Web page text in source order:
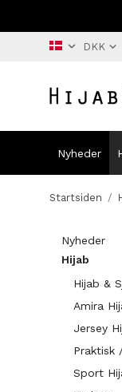
Nyheder
Startsiden /
Nyheder
Hijab
Hijab &
Amira
Jersey
Praktisk
Sport